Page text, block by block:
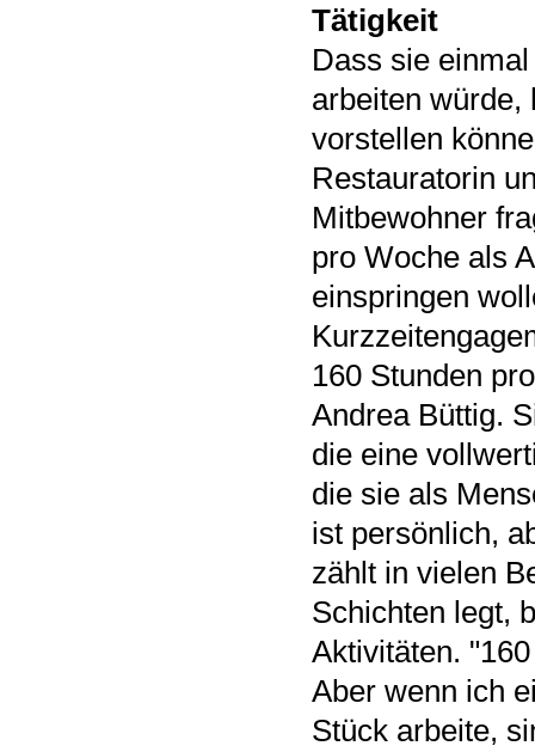
Tätigkeit
Dass sie
arbeiten würde,
vorstellen
Restauratorin
Mitbewohner
pro Woche als
einspringen
160 Stunden
Andrea Büttig.
die eine
die sie als
ist persönlich,
zählt in vielen
Schichten legt,
Aktivitäten.
Aber wenn ich
Stück arbeite,